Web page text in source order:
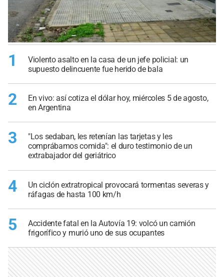
1
Violento asalto en la casa de un jefe policial: un
supuesto delincuente fue herido de bala
2
En vivo: así cotiza el dólar hoy, miércoles 5 de agosto,
en Argentina
3
"Los sedaban, les retenían las tarjetas y les
comprábamos comida": el duro testimonio de un
extrabajador del geriátrico
4
Un ciclón extratropical provocará tormentas severas y
ráfagas de hasta 100 km/h
5
Accidente fatal en la Autovía 19: volcó un camión
frigorífico y murió uno de sus ocupantes